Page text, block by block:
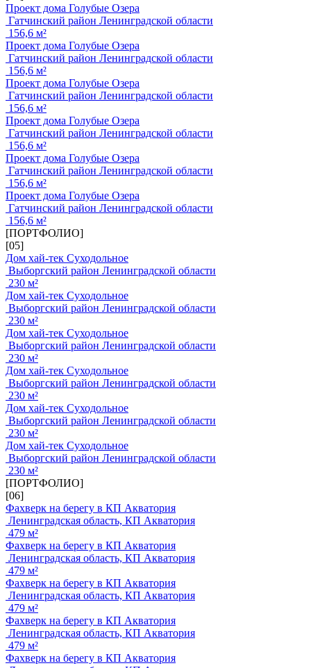
Проект дома Голубые Озера
Гатчинский район Ленинградской области
156,6 м²
Проект дома Голубые Озера
Гатчинский район Ленинградской области
156,6 м²
Проект дома Голубые Озера
Гатчинский район Ленинградской области
156,6 м²
Проект дома Голубые Озера
Гатчинский район Ленинградской области
156,6 м²
Проект дома Голубые Озера
Гатчинский район Ленинградской области
156,6 м²
Проект дома Голубые Озера
Гатчинский район Ленинградской области
156,6 м²
[ПОРТФОЛИО]
[05]
Дом хай-тек Суходольное
Выборгский район Ленинградской области
230 м²
Дом хай-тек Суходольное
Выборгский район Ленинградской области
230 м²
Дом хай-тек Суходольное
Выборгский район Ленинградской области
230 м²
Дом хай-тек Суходольное
Выборгский район Ленинградской области
230 м²
Дом хай-тек Суходольное
Выборгский район Ленинградской области
230 м²
Дом хай-тек Суходольное
Выборгский район Ленинградской области
230 м²
[ПОРТФОЛИО]
[06]
Фахверк на берегу в КП Акватория
Ленинградская область, КП Акватория
479 м²
Фахверк на берегу в КП Акватория
Ленинградская область, КП Акватория
479 м²
Фахверк на берегу в КП Акватория
Ленинградская область, КП Акватория
479 м²
Фахверк на берегу в КП Акватория
Ленинградская область, КП Акватория
479 м²
Фахверк на берегу в КП Акватория